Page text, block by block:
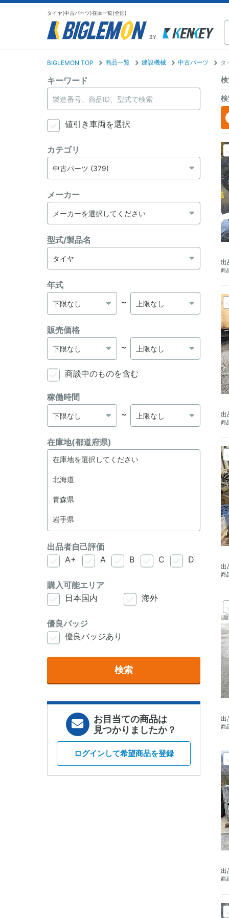
タイヤ(中古パーツ)在庫一覧(全国)
BY
BIGLEMON TOP 商品一覧 建設機械 中古パーツ タ
出
商
出
商
出
商
出
商
出
商
キーワード
値引き車両を選択
カテゴリ
メーカー
型式/製品名
年式
～
販売価格
～
商談中のものを含む
稼働時間
～
在庫地(都道府県)
出品者自己評価
A+
A B C D
購入可能エリア
日本国内
海外
優良バッジ
優良バッジあり
検索
お目当ての商品は
見つかりましたか？
ログインして希望商品を登録